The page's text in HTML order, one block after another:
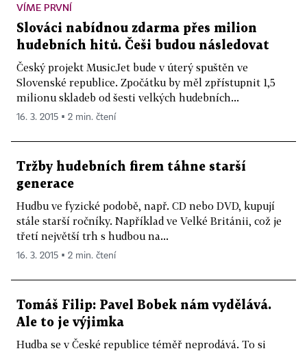
VÍME PRVNÍ
Slováci nabídnou zdarma přes milion
hudebních hitů. Češi budou následovat
Český projekt MusicJet bude v úterý spuštěn ve
Slovenské republice. Zpočátku by měl zpřístupnit 1,5
milionu skladeb od šesti velkých hudebních...
16. 3. 2015 ▪ 2 min. čtení
Tržby hudebních firem táhne starší
generace
Hudbu ve fyzické podobě, např. CD nebo DVD, kupují
stále starší ročníky. Například ve Velké Británii, což je
třetí největší trh s hudbou na...
16. 3. 2015 ▪ 2 min. čtení
Tomáš Filip: Pavel Bobek nám vydělává.
Ale to je výjimka
Hudba se v České republice téměř neprodává. To si